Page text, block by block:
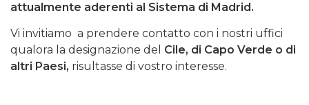
attualmente aderenti al Sistema di Madrid.
Vi invitiamo a prendere contatto con i nostri uffici
qualora la designazione del Cile, di Capo Verde o di
altri Paesi, risultasse di vostro interesse.